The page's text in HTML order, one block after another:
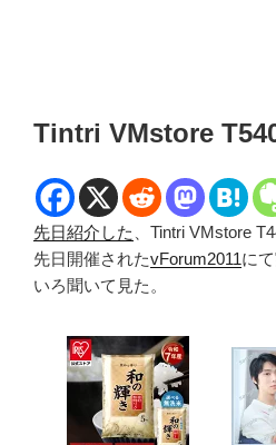
Tintri VMstore
先日紹介した
、Tintri VMstore
先日開催されたvForum2011に
いろ聞いて見た。